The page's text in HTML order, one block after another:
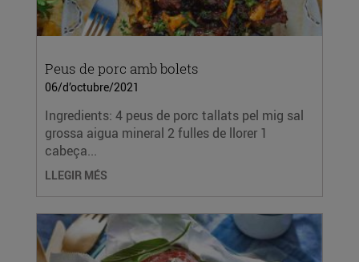
Peus de porc amb bolets
06/d’octubre/2021
Ingredients: 4 peus de porc tallats pel mig sal
grossa aigua mineral 2 fulles de llorer 1
cabeça...
LLEGIR MÉS